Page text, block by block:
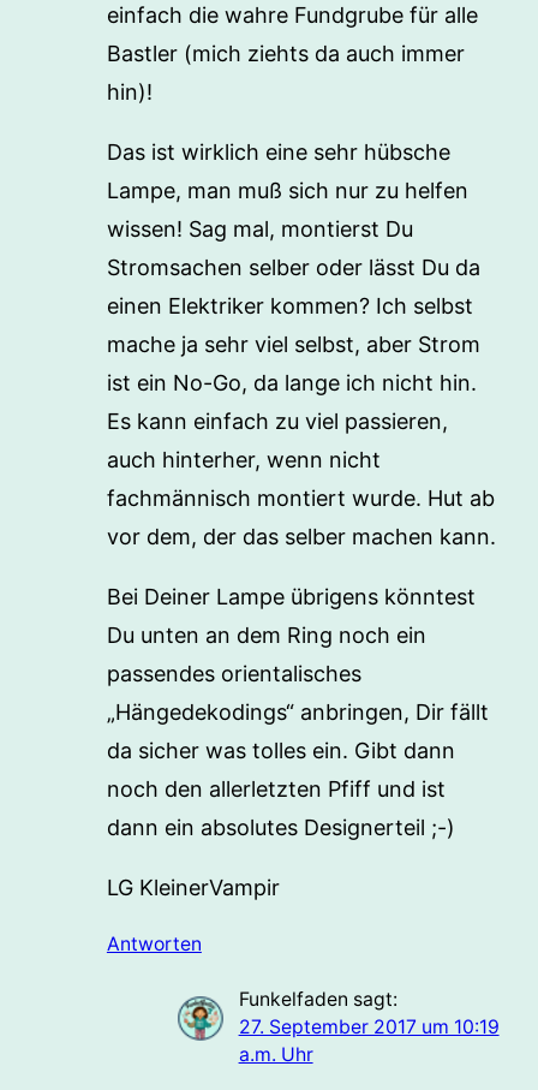
einfach die wahre Fundgrube für alle
Bastler (mich ziehts da auch immer
hin)!
Das ist wirklich eine sehr hübsche
Lampe, man muß sich nur zu helfen
wissen! Sag mal, montierst Du
Stromsachen selber oder lässt Du da
einen Elektriker kommen? Ich selbst
mache ja sehr viel selbst, aber Strom
ist ein No-Go, da lange ich nicht hin.
Es kann einfach zu viel passieren,
auch hinterher, wenn nicht
fachmännisch montiert wurde. Hut ab
vor dem, der das selber machen kann.
Bei Deiner Lampe übrigens könntest
Du unten an dem Ring noch ein
passendes orientalisches
„Hängedekodings“ anbringen, Dir fällt
da sicher was tolles ein. Gibt dann
noch den allerletzten Pfiff und ist
dann ein absolutes Designerteil ;-)
LG KleinerVampir
Antworten
Funkelfaden sagt:
27. September 2017 um 10:19
a.m. Uhr